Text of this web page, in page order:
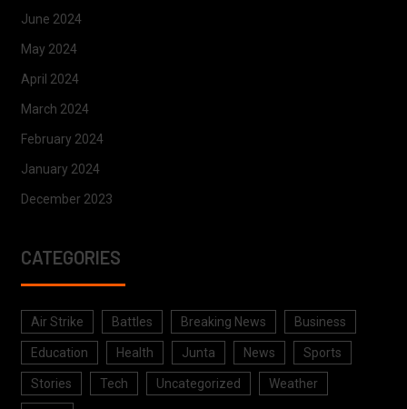
June 2024
May 2024
April 2024
March 2024
February 2024
January 2024
December 2023
CATEGORIES
Air Strike Battles Breaking News Business
Education Health Junta News Sports
Stories Tech Uncategorized Weather